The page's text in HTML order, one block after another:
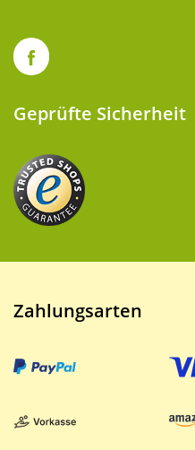
Geprüfte Sicherheit
Zahlungsarten